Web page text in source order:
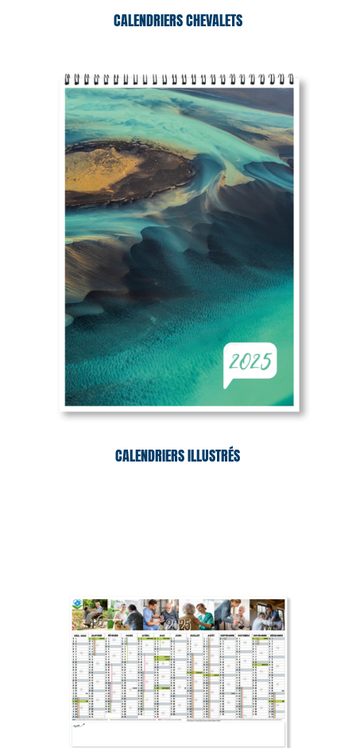
CALENDRIERS CHEVALETS
CALENDRIERS ILLUSTRÉS